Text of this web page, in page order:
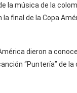
la música de la
final de la Copa
dieron a
“Puntería” de